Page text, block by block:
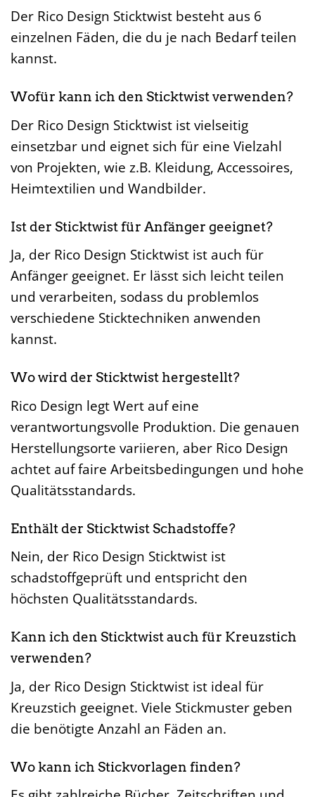
Der Rico Design Sticktwist besteht aus 6
einzelnen Fäden, die du je nach Bedarf teilen
kannst.
Wofür kann ich den Sticktwist verwenden?
Der Rico Design Sticktwist ist vielseitig
einsetzbar und eignet sich für eine Vielzahl
von Projekten, wie z.B. Kleidung, Accessoires,
Heimtextilien und Wandbilder.
Ist der Sticktwist für Anfänger geeignet?
Ja, der Rico Design Sticktwist ist auch für
Anfänger geeignet. Er lässt sich leicht teilen
und verarbeiten, sodass du problemlos
verschiedene Sticktechniken anwenden
kannst.
Wo wird der Sticktwist hergestellt?
Rico Design legt Wert auf eine
verantwortungsvolle Produktion. Die genauen
Herstellungsorte variieren, aber Rico Design
achtet auf faire Arbeitsbedingungen und hohe
Qualitätsstandards.
Enthält der Sticktwist Schadstoffe?
Nein, der Rico Design Sticktwist ist
schadstoffgeprüft und entspricht den
höchsten Qualitätsstandards.
Kann ich den Sticktwist auch für Kreuzstich
verwenden?
Ja, der Rico Design Sticktwist ist ideal für
Kreuzstich geeignet. Viele Stickmuster geben
die benötigte Anzahl an Fäden an.
Wo kann ich Stickvorlagen finden?